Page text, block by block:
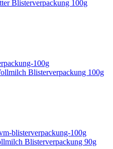
Blisterverpackung 100g
Blisterverpackung 100g
Blisterverpackung 90g